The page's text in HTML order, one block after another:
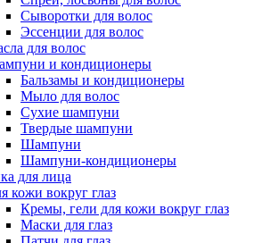
Сыворотки для волос
Эссенции для волос
для волос
и кондиционеры
Бальзамы и кондиционеры
Мыло для волос
Сухие шампуни
Твердые шампуни
Шампуни
Шампуни-кондиционеры
для лица
кожи вокруг глаз
Кремы, гели для кожи вокруг глаз
Маски для глаз